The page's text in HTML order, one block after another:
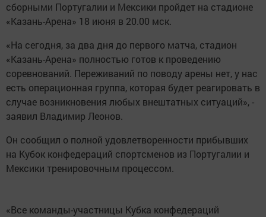
сборными Португалии и Мексики пройдет на стадионе
«Казань-Арена» 18 июня в 20.00 мск.
«На сегодня, за два дня до первого матча, стадион
«Казань-Арена» полностью готов к проведению
соревнований. Переживаний по поводу арены нет, у нас
есть операционная группа, которая будет реагировать в
случае возникновения любых внештатных ситуаций», -
заявил Владимир Леонов.
Он сообщил о полной удовлетворенности прибывших
на Кубок конфедераций спортсменов из Португалии и
Мексики тренировочным процессом.
«Все команды-участницы Кубка конфедераций